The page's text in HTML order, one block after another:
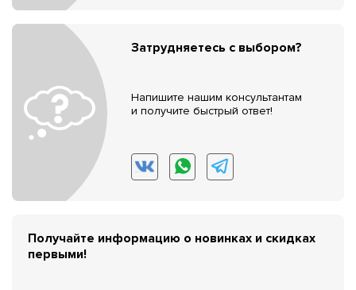
Затрудняетесь с выбором?
Напишите нашим консультантам
и получите быстрый ответ!
Получайте информацию о новинках и скидках
первыми!